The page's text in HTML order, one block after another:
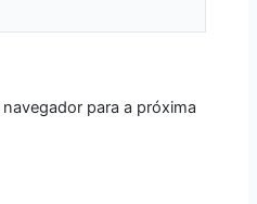
para a próxima